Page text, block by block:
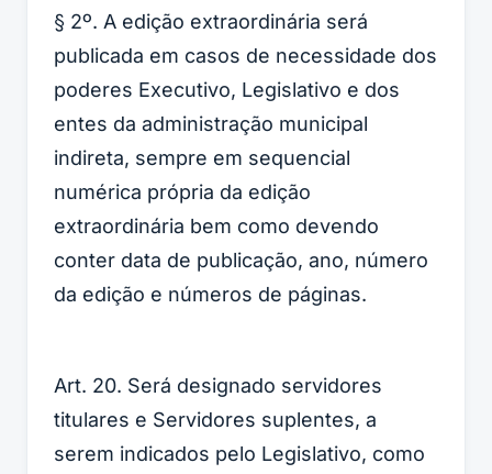
§ 2º. A edição extraordinária será
publicada em casos de necessidade dos
poderes Executivo, Legislativo e dos
entes da administração municipal
indireta, sempre em sequencial
numérica própria da edição
extraordinária bem como devendo
conter data de publicação, ano, número
da edição e números de páginas.
Art. 20. Será designado servidores
titulares e Servidores suplentes, a
serem indicados pelo Legislativo, como